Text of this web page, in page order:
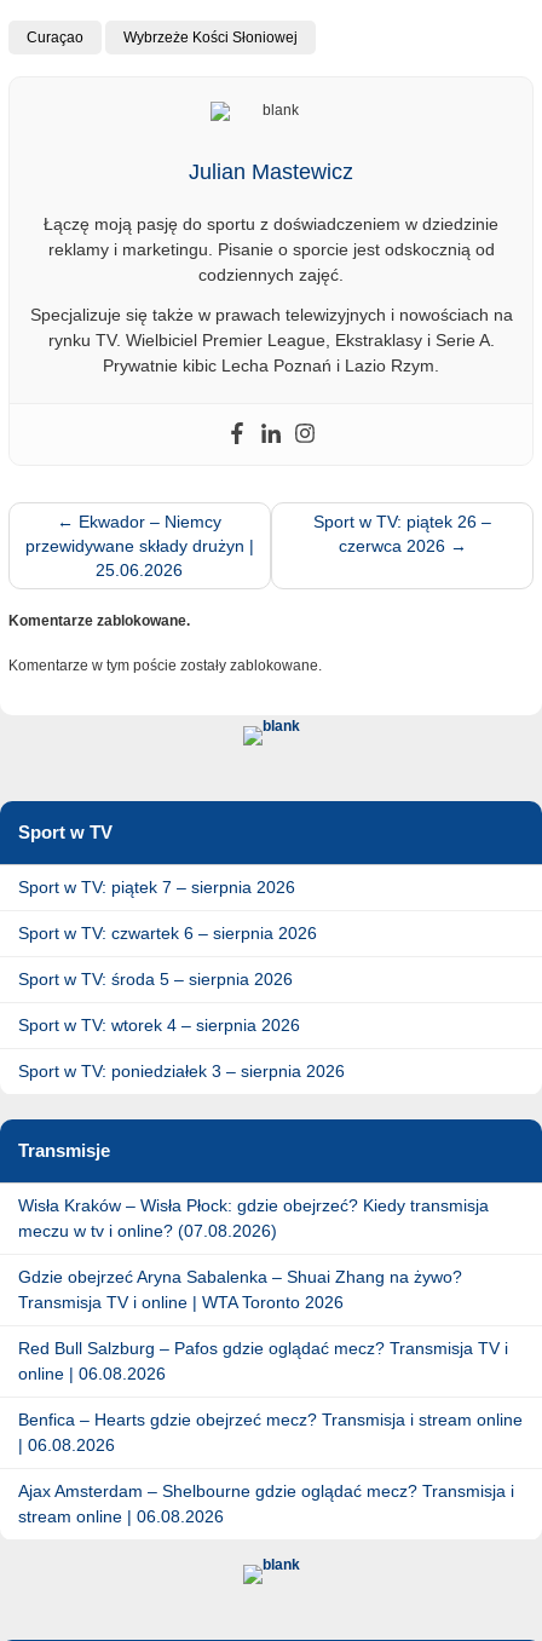
Curaçao Wybrzeże Kości Słoniowej
Julian Mastewicz
Łączę moją pasję do sportu z doświadczeniem w dziedzinie
reklamy i marketingu. Pisanie o sporcie jest odskocznią od
codziennych zajęć.
Specjalizuje się także w prawach telewizyjnych i nowościach na
rynku TV. Wielbiciel Premier League, Ekstraklasy i Serie A.
Prywatnie kibic Lecha Poznań i Lazio Rzym.
← Ekwador – Niemcy
przewidywane składy drużyn |
25.06.2026
Sport w TV: piątek 26 –
czerwca 2026 →
Komentarze zablokowane.
Komentarze w tym poście zostały zablokowane.
Sport w TV
Sport w TV: piątek 7 – sierpnia 2026
Sport w TV: czwartek 6 – sierpnia 2026
Sport w TV: środa 5 – sierpnia 2026
Sport w TV: wtorek 4 – sierpnia 2026
Sport w TV: poniedziałek 3 – sierpnia 2026
Transmisje
Wisła Kraków – Wisła Płock: gdzie obejrzeć? Kiedy transmisja
meczu w tv i online? (07.08.2026)
Gdzie obejrzeć Aryna Sabalenka – Shuai Zhang na żywo?
Transmisja TV i online | WTA Toronto 2026
Red Bull Salzburg – Pafos gdzie oglądać mecz? Transmisja TV i
online | 06.08.2026
Benfica – Hearts gdzie obejrzeć mecz? Transmisja i stream online
| 06.08.2026
Ajax Amsterdam – Shelbourne gdzie oglądać mecz? Transmisja i
stream online | 06.08.2026